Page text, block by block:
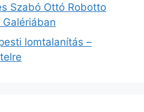
Szabó Ottó Robotto
lomtalanítás –